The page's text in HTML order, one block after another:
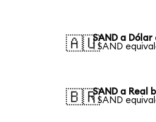
🇦🇺SAND a
1 SAND
🇧🇷SAND a Real
1 SAND